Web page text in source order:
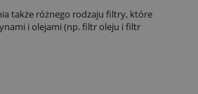
także różnego rodzaju filtry, które
i olejami (np. filtr oleju i filtr